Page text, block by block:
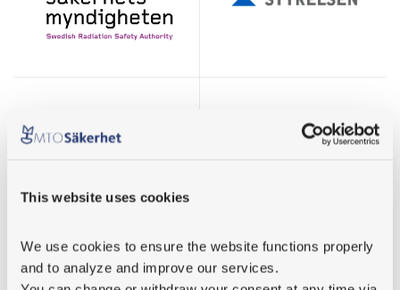
This website uses cookies
We use cookies to ensure the website functions properly
and to analyze and improve our services.